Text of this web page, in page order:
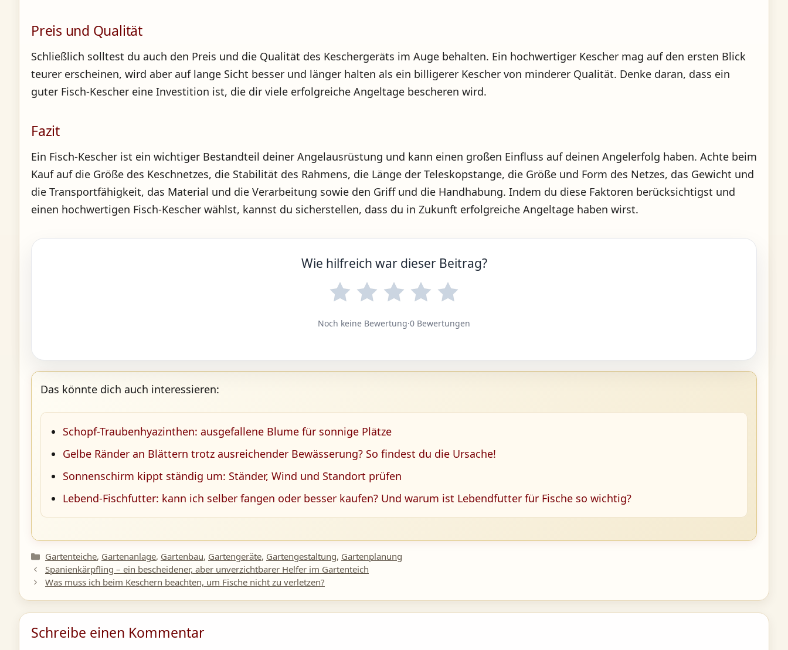
Preis und Qualität
Schließlich solltest du auch den Preis und die Qualität des Keschergeräts im Auge behalten. Ein hochwertiger Kescher mag auf den ersten Blick
teurer erscheinen, wird aber auf lange Sicht besser und länger halten als ein billigerer Kescher von minderer Qualität. Denke daran, dass ein
guter Fisch-Kescher eine Investition ist, die dir viele erfolgreiche Angeltage bescheren wird.
Fazit
Ein Fisch-Kescher ist ein wichtiger Bestandteil deiner Angelausrüstung und kann einen großen Einfluss auf deinen Angelerfolg haben. Achte beim
Kauf auf die Größe des Keschnetzes, die Stabilität des Rahmens, die Länge der Teleskopstange, die Größe und Form des Netzes, das Gewicht und
die Transportfähigkeit, das Material und die Verarbeitung sowie den Griff und die Handhabung. Indem du diese Faktoren berücksichtigst und
einen hochwertigen Fisch-Kescher wählst, kannst du sicherstellen, dass du in Zukunft erfolgreiche Angeltage haben wirst.
Wie hilfreich war dieser Beitrag?
Noch keine Bewertung·0 Bewertungen
Das könnte dich auch interessieren:
Schopf-Traubenhyazinthen: ausgefallene Blume für sonnige Plätze
Gelbe Ränder an Blättern trotz ausreichender Bewässerung? So findest du die Ursache!
Sonnenschirm kippt ständig um: Ständer, Wind und Standort prüfen
Lebend-Fischfutter: kann ich selber fangen oder besser kaufen? Und warum ist Lebendfutter für Fische so wichtig?
Kategorien
Gartenteiche, Gartenanlage, Gartenbau, Gartengeräte, Gartengestaltung, Gartenplanung
Spanienkärpfling – ein bescheidener, aber unverzichtbarer Helfer im Gartenteich
Was muss ich beim Keschern beachten, um Fische nicht zu verletzen?
Schreibe einen Kommentar